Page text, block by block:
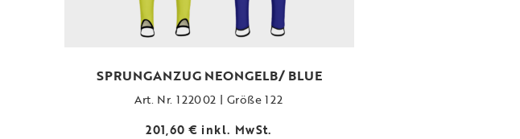
SPRUNGANZUG NEONGELB/ BLUE
Art. Nr. 122002 | Größe 122
201,60€ inkl. MwSt.